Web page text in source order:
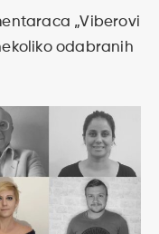
„Viberovi
odabranih